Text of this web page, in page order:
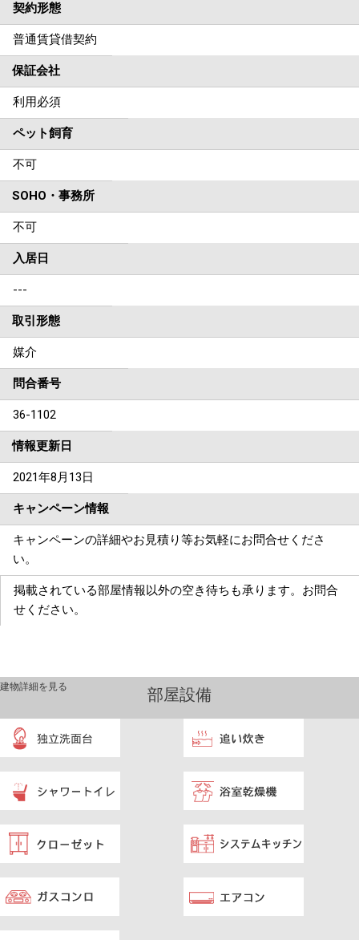
契約形態
普通賃貸借契約
保証会社
利用必須
ペット飼育
不可
SOHO・事務所
不可
入居日
---
取引形態
媒介
問合番号
36-1102
情報更新日
2021年8月13日
キャンペーン情報
キャンペーンの詳細やお見積り等お気軽にお問合せくださ
い。
掲載されている部屋情報以外の空き待ちも承ります。お問合
せください。
部屋設備
建物詳細を見る